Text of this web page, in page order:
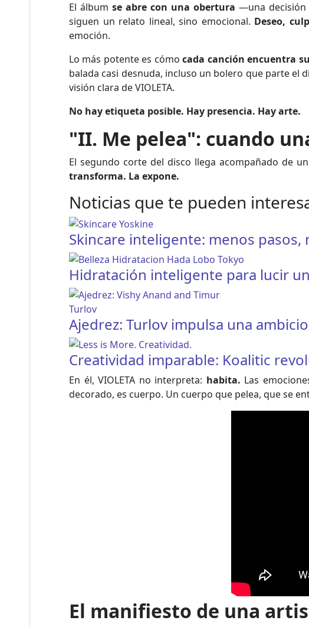
El álbum se abre con una obertura —una decisión
siguen un relato lineal, sino emocional. Deseo,
emoción.
Lo más potente es cómocada canción encuentra
balada casi desnuda, incluso un bolero que parte el
visión clara de VIOLETA.
No hay etiqueta posible. Hay presencia. Hay arte.
"II. Me pelea": cuando
El segundo corte del disco llega acompañado de
transforma. La expone.
Noticias que te pueden
Skincare inteligente: menos pasos,
Hidratación inteligente para lucir
Ajedrez: Turlov impulsa una
Creatividad imparable: Koalitic
En él, VIOLETA no interpreta: habita. Las
decorado, es cuerpo. Un cuerpo que pelea, que se
El manifiesto de una